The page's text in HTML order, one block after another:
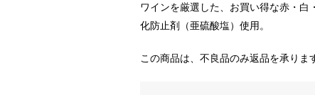
ワインを厳選した、お買い得な赤・
化防止剤（亜硫酸塩）使用。
この商品は、不良品のみ返品を承りま